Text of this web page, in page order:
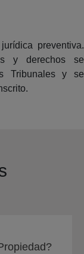
preventiva.
y derechos se
Tribunales y se